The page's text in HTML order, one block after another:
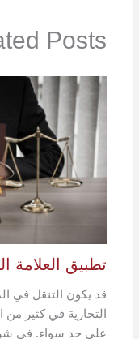
Posts
تطبيق العلامة
قد يكون التنقل في
التجارية في كثير من